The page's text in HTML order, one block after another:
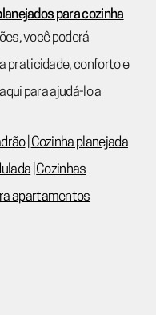
para cozinha
você poderá
praticidade, conforto e
para ajudá-lo a
| Cozinha planejada
Cozinhas
apartamentos